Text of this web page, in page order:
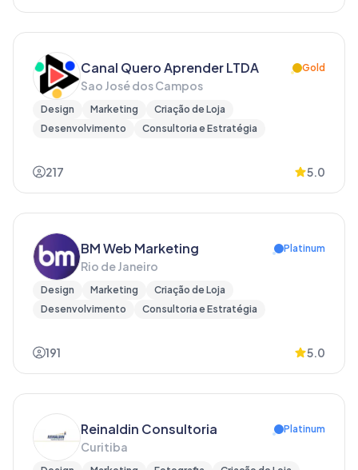
Canal Quero Aprender LTDA Gold
Sao José dos Campos
Design Marketing
Criação de Loja
Desenvolvimento
Consultoria e Estratégia
217 5.0
BM Web Marketing Platinum
Rio de Janeiro
Design Marketing
Criação de Loja
Desenvolvimento
Consultoria e Estratégia
191 5.0
Reinaldin Consultoria Platinum
Curitiba